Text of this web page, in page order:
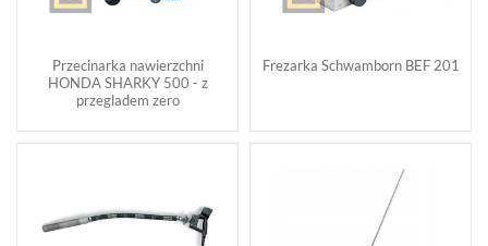
Przecinarka nawierzchni
HONDA SHARKY 500 - z
przegladem zero
Frezarka Schwamborn BEF 201